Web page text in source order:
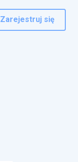
Zarejestruj się